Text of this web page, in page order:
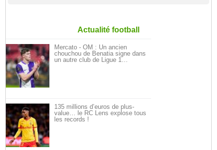
Actualité football
Mercato - OM : Un ancien
chouchou de Benatia signe dans
un autre club de Ligue 1…
135 millions d’euros de plus-
value… le RC Lens explose tous
les records !